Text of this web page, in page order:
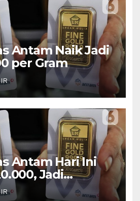
Antam Naik Jadi
per Gram
IR
Antam Hari Ini
Jadi
per Gram
IR